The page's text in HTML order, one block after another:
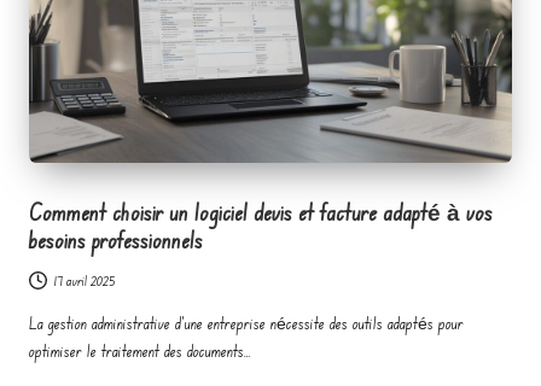
Comment choisir un logiciel devis et facture adapté à vos
besoins professionnels
17 avril 2025
La gestion administrative d'une entreprise nécessite des outils adaptés pour
optimiser le traitement des documents…